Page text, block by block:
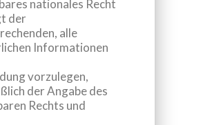
nationales Recht
der
alle
Informationen
vorzulegen,
der Angabe des
Rechts und